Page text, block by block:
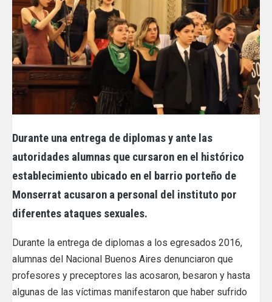
Durante una entrega de diplomas y ante las
autoridades alumnas que cursaron en el histórico
establecimiento ubicado en el barrio porteño de
Monserrat acusaron a personal del instituto por
diferentes ataques sexuales.
Durante la entrega de diplomas a los egresados 2016,
alumnas del Nacional Buenos Aires denunciaron que
profesores y preceptores las acosaron, besaron y hasta
algunas de las víctimas manifestaron que haber sufrido